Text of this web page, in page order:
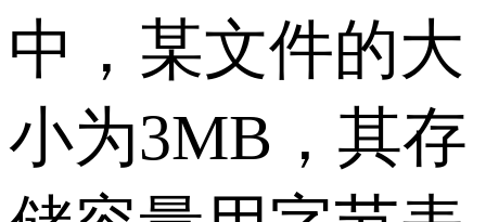
中，某文件的大
小为3MB，其存